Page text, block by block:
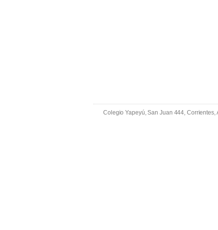
Colegio Yapeyú, San Juan 444,